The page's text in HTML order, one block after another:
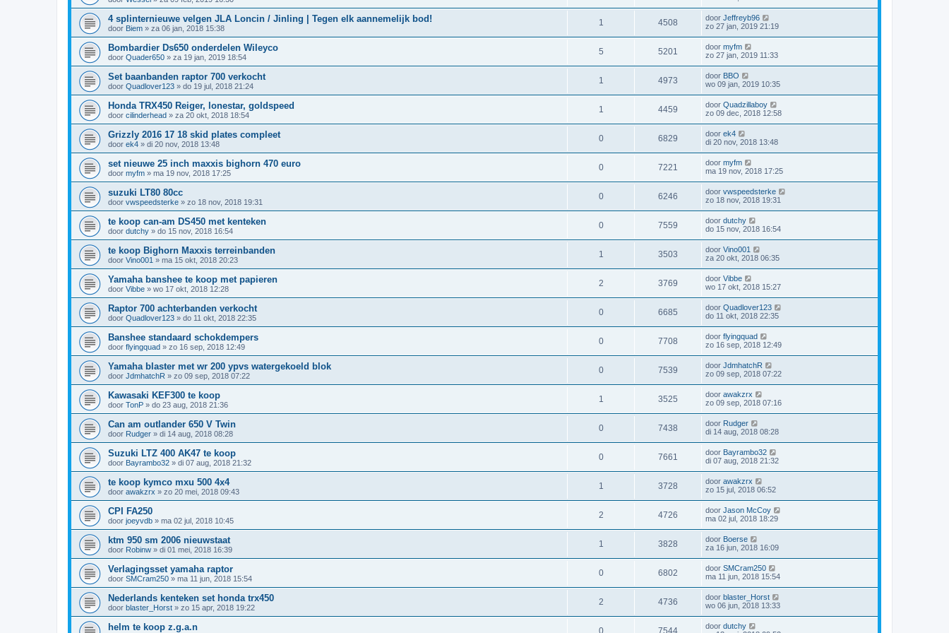
4 splinternieuwe velgen JLA Loncin / Jinling | Tegen elk aannemelijk bod!
door Biem » za 06 jan, 2018 15:38
1 4508 door Jeffreyb96
zo 27 jan, 2019 21:19
Bombardier Ds650 onderdelen Wileyco
door Quader650 » za 19 jan, 2019 18:54
5 5201 door myfm
zo 27 jan, 2019 11:33
Set baanbanden raptor 700 verkocht
door Quadlover123 » do 19 jul, 2018 21:24
1 4973 door BBO
wo 09 jan, 2019 10:35
Honda TRX450 Reiger, lonestar, goldspeed
door cilinderhead » za 20 okt, 2018 18:54
1 4459 door Quadzillaboy
zo 09 dec, 2018 12:58
Grizzly 2016 17 18 skid plates compleet
door ek4 » di 20 nov, 2018 13:48
0 6829 door ek4
di 20 nov, 2018 13:48
set nieuwe 25 inch maxxis bighorn 470 euro
door myfm » ma 19 nov, 2018 17:25
0 7221 door myfm
ma 19 nov, 2018 17:25
suzuki LT80 80cc
door vwspeedsterke » zo 18 nov, 2018 19:31
0 6246 door vwspeedsterke
zo 18 nov, 2018 19:31
te koop can-am DS450 met kenteken
door dutchy » do 15 nov, 2018 16:54
0 7559 door dutchy
do 15 nov, 2018 16:54
te koop Bighorn Maxxis terreinbanden
door Vino001 » ma 15 okt, 2018 20:23
1 3503 door Vino001
za 20 okt, 2018 06:35
Yamaha banshee te koop met papieren
door Vibbe » wo 17 okt, 2018 12:28
2 3769 door Vibbe
wo 17 okt, 2018 15:27
Raptor 700 achterbanden verkocht
door Quadlover123 » do 11 okt, 2018 22:35
0 6685 door Quadlover123
do 11 okt, 2018 22:35
Banshee standaard schokdempers
door flyingquad » zo 16 sep, 2018 12:49
0 7708 door flyingquad
zo 16 sep, 2018 12:49
Yamaha blaster met wr 200 ypvs watergekoeld blok
door JdmhatchR » zo 09 sep, 2018 07:22
0 7539 door JdmhatchR
zo 09 sep, 2018 07:22
Kawasaki KEF300 te koop
door TonP » do 23 aug, 2018 21:36
1 3525 door awakzrx
zo 09 sep, 2018 07:16
Can am outlander 650 V Twin
door Rudger » di 14 aug, 2018 08:28
0 7438 door Rudger
di 14 aug, 2018 08:28
Suzuki LTZ 400 AK47 te koop
door Bayrambo32 » di 07 aug, 2018 21:32
0 7661 door Bayrambo32
di 07 aug, 2018 21:32
te koop kymco mxu 500 4x4
door awakzrx » zo 20 mei, 2018 09:43
1 3728 door awakzrx
zo 15 jul, 2018 06:52
CPI FA250
door joeyvdb » ma 02 jul, 2018 10:45
2 4726 door Jason McCoy
ma 02 jul, 2018 18:29
ktm 950 sm 2006 nieuwstaat
door Robinw » di 01 mei, 2018 16:39
1 3828 door Boerse
za 16 jun, 2018 16:09
Verlagingsset yamaha raptor
door SMCram250 » ma 11 jun, 2018 15:54
0 6802 door SMCram250
ma 11 jun, 2018 15:54
Nederlands kenteken set honda trx450
door blaster_Horst » zo 15 apr, 2018 19:22
2 4736 door blaster_Horst
wo 06 jun, 2018 13:33
helm te koop z.g.a.n door dutchy